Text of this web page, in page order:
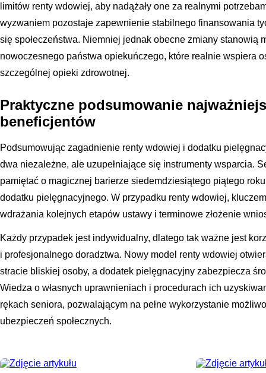
limitów renty wdowiej, aby nadążały one za realnymi
wyzwaniem pozostaje zapewnienie stabilnego finansowania
się społeczeństwa. Niemniej jednak obecne zmiany stanowią
nowoczesnego państwa opiekuńczego, które realnie wspiera
szczególnej opieki zdrowotnej.
Praktyczne podsumowanie
beneficjentów
Podsumowując zagadnienie renty wdowiej i dodatku
dwa niezależne, ale uzupełniające się instrumenty wsparcia.
pamiętać o magicznej barierze siedemdziesiątego piątego
dodatku pielęgnacyjnego. W przypadku renty wdowiej,
wdrażania kolejnych etapów ustawy i terminowe złożenie
Każdy przypadek jest indywidualny, dlatego tak ważne jest
i profesjonalnego doradztwa. Nowy model renty wdowiej
stracie bliskiej osoby, a dodatek pielęgnacyjny zabezpiecza
Wiedza o własnych uprawnieniach i procedurach ich
rękach seniora, pozwalającym na pełne wykorzystanie
ubezpieczeń społecznych.